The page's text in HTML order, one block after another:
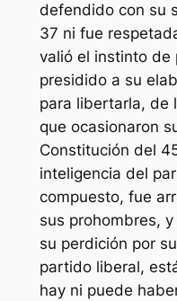
defendido con su
37 ni fue
valió el instinto de
presidido a su
para libertarla, de
que ocasionaron
Constitución del
inteligencia del
compuesto, fue
sus prohombres,
su perdición por
partido liberal,
hay ni puede